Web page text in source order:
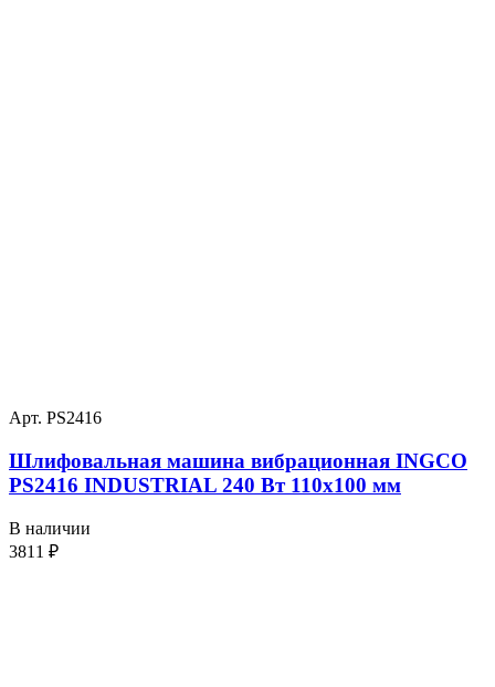
Арт. PS2416
Шлифовальная машина вибрационная INGCO
PS2416 INDUSTRIAL 240 Вт 110х100 мм
В наличии
3811 ₽